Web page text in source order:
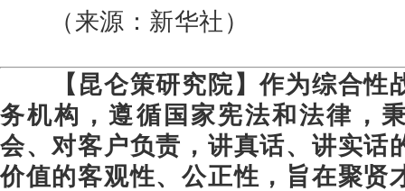
（来源：新华社）
【昆仑策研究院】作为综合性
务机构，遵循国家宪法和法律，
会、对客户负责，讲真话、讲实话
价值的客观性、公正性，旨在聚贤